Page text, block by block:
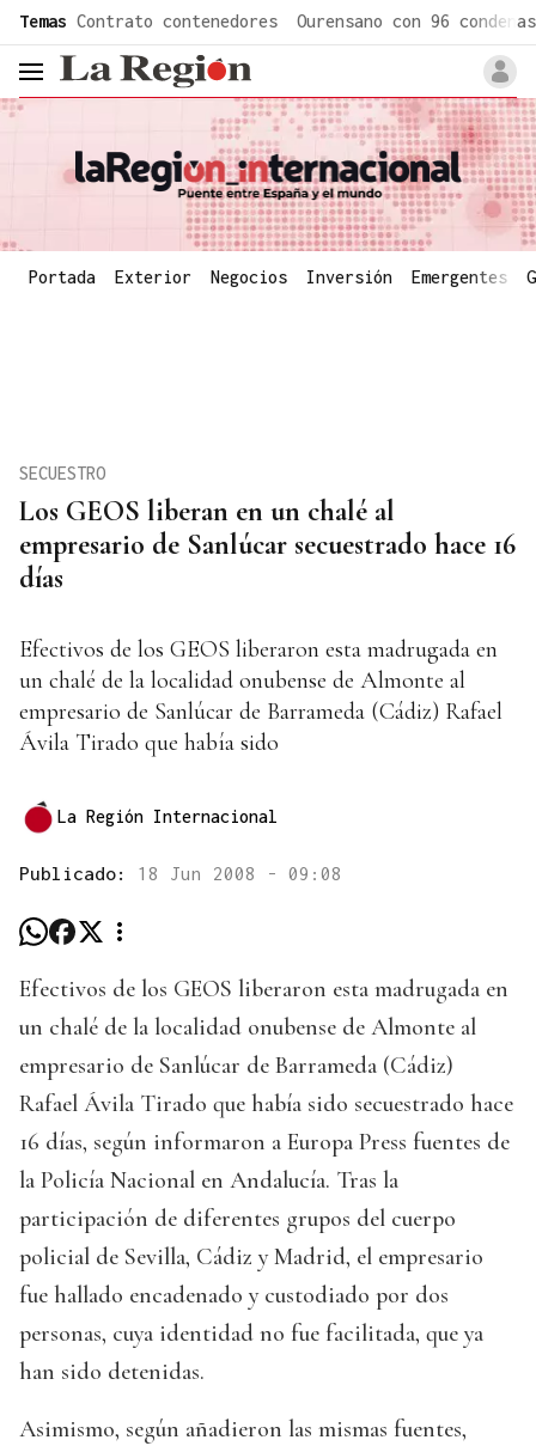
Temas Contrato contenedores Ourensano con 96 condenas
header.menu.open
Portada Exterior Negocios Inversión Emergentes
Los GEOS liberan en un chalé al
empresario de Sanlúcar secuestrado hace 16
días
SECUESTRO
Efectivos de los GEOS liberaron esta madrugada en
un chalé de la localidad onubense de Almonte al
empresario de Sanlúcar de Barrameda (Cádiz) Rafael
Ávila Tirado que había sido
La Región Internacional
Publicado: 18 Jun 2008 - 09:08
Efectivos de los GEOS liberaron esta madrugada en
un chalé de la localidad onubense de Almonte al
empresario de Sanlúcar de Barrameda (Cádiz)
Rafael Ávila Tirado que había sido secuestrado hace
16 días, según informaron a Europa Press fuentes de
la Policía Nacional en Andalucía. Tras la
participación de diferentes grupos del cuerpo
policial de Sevilla, Cádiz y Madrid, el empresario
fue hallado encadenado y custodiado por dos
personas, cuya identidad no fue facilitada, que ya
han sido detenidas.
Asimismo, según añadieron las mismas fuentes,